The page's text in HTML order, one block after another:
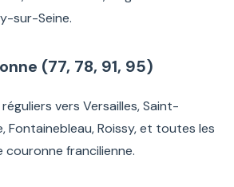
sur-Seine.
(77, 78, 91, 95)
vers Versailles, Saint-
Fontainebleau, Roissy, et toutes les
couronne francilienne.